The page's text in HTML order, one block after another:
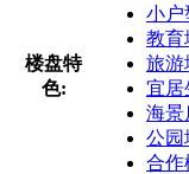
楼盘特
色:
小户
教育
旅游
宜居
海景
公园
合作